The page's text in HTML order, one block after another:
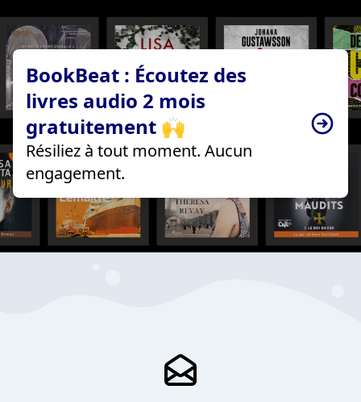
BookBeat : Écoutez des
livres audio 2 mois
gratuitement 🙌
Résiliez à tout moment. Aucun
engagement.